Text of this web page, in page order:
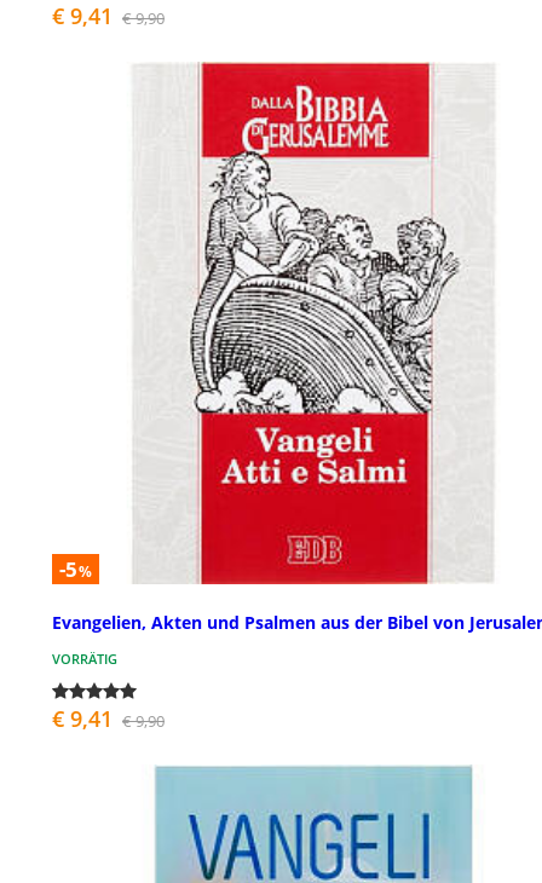
€ 9,41 € 9,90
-5%
Evangelien, Akten und Psalmen aus der Bibel von
VORRÄTIG
€ 9,41 € 9,90